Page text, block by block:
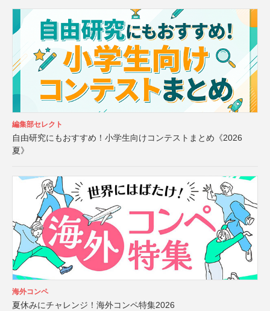
編集部セレクト
自由研究にもおすすめ！小学生向けコンテストまとめ《2026
夏》
海外コンペ
夏休みにチャレンジ！海外コンペ特集2026